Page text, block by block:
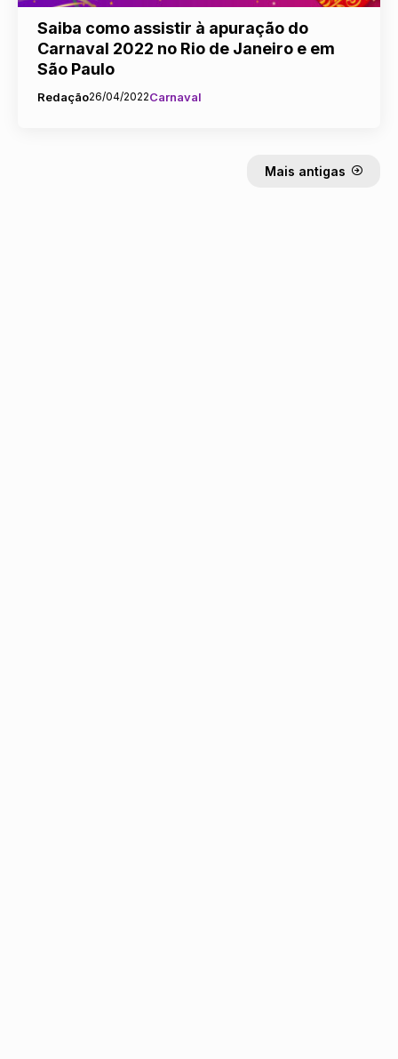
Saiba como assistir à apuração do
Carnaval 2022 no Rio de Janeiro e em
São Paulo
Redação26/04/2022Carnaval
Mais antigas